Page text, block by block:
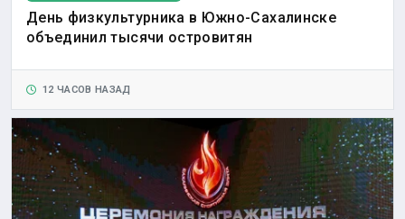
День физкультурника в Южно-Сахалинске
объединил тысячи островитян
12 ЧАСОВ НАЗАД